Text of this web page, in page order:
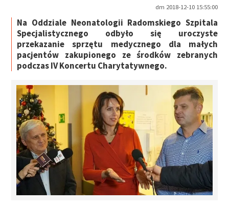
dm 2018-12-10 15:55:00
Na Oddziale Neonatologii Radomskiego Szpitala
Specjalistycznego odbyło się uroczyste
przekazanie sprzętu medycznego dla małych
pacjentów zakupionego ze środków zebranych
podczas IV Koncertu Charytatywnego.